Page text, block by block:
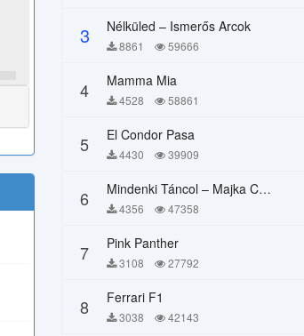
3 Nélküled – Ismerős Arcok
8861 59666
4 Mamma Mia
4528 58861
5 El Condor Pasa
4430 39909
6 Mindenki Táncol – Majka Curtis, Péter Majoros
4356 47358
7 Pink Panther
3108 27792
8 Ferrari F1
3038 42143